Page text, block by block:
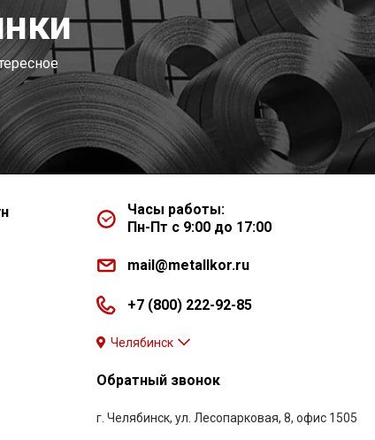
Часы работы:
Пн-Пт с 9:00 до 17:00
mail@metallkor.ru
+7 (800) 222-92-85
Челябинск
Обратный звонок
г. Челябинск, ул. Лесопарковая, 8, офис 1505